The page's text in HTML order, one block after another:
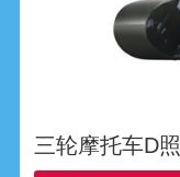
三轮摩托车D照